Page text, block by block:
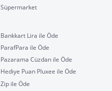
Süpermarket
Bankkart Lira ile Öde
ParafPara ile Öde
Pazarama Cüzdan ile Öde
Hediye Puan Pluxee ile Öde
Zip ile Öde